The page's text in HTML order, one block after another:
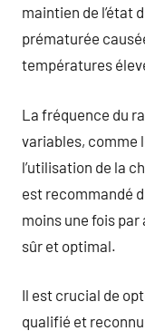
maintien de l’état
prématurée
températures
La fréquence du
variables, comme
l’utilisation de la
est recommandé
moins une fois
sûr et optimal.
Il est crucial de
qualifié et